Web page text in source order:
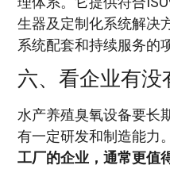
生器及定制化系统解决
系统配套和持续服务的
六、看企业有没
水产养殖臭氧设备要长
有一定研发和制造能力。
工厂的企业，通常更值